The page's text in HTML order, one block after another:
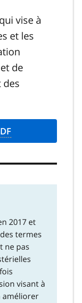
vise à
et les
de
des
2017 et
termes
ne pas
visant à
améliorer